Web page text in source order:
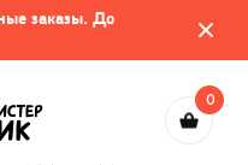
заказы. До
0